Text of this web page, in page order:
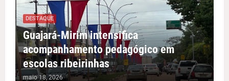
DESTAQUE
Guajará-Mirim intensifica
acompanhamento pedagógico em
escolas ribeirinhas
maio 18, 2026